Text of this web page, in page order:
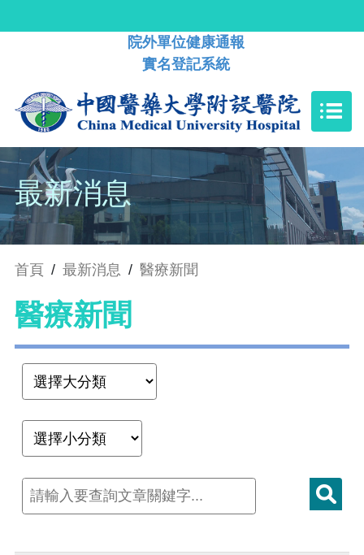
院外單位健康通報
實名登記系統
最新消息
首頁 / 最新消息 / 醫療新聞
醫療新聞